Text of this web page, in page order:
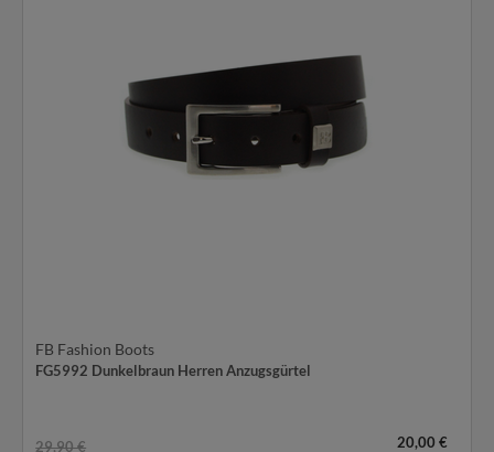
FB Fashion Boots
FG5992 Dunkelbraun Herren Anzugsgürtel
29,90 € 20,00 €